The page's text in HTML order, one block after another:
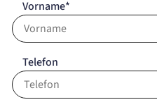
Vorname*
Telefon